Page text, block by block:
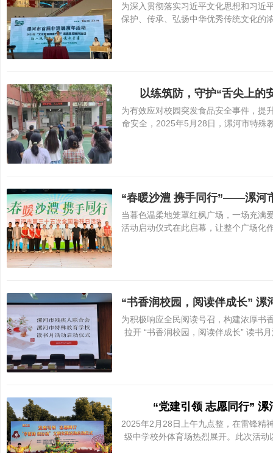
为深入贯彻落实习近平文化思想和习近
保护、传承、弘扬中华优秀传统文化的
以练筑防，守护“舌尖上的
为有效应对校园突发食品安全事件，提
命安全，2025年5月28日，漯河市特殊
当暮色温柔地笼罩红枫广场，一场充满
活动启动仪式在此启幕，让整个广场化
为积极响应全民阅读号召，构建浓厚书
拉开 “书香润校园，阅读伴成长” 读书
“党建引领 志愿同行”
2025年2月28日上午九点整，在雷锋精
级中学校外体育场热烈展开。此次活